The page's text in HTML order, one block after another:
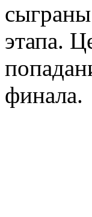
этапа.
финала.